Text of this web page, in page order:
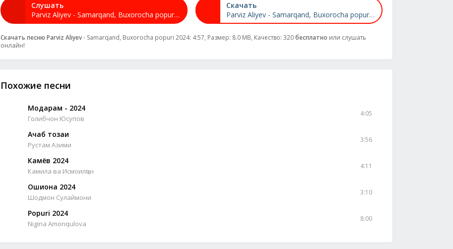
Слушать
Parviz Aliyev - Samarqand, Buxorocha popuri 2024
Скачать
Parviz Aliyev - Samarqand, Buxorocha popuri 2024
Скачать песню Parviz Aliyev- Samarqand, Buxorocha popuri 2024: 4:57, Размер: 8.0 MB, Качество: 320бесплатно или слушать
онлайн!
Похожие песни
Модарам - 2024
Голибчон Юсупов
4:05
Ачаб тозаи
Рустам Азими
3:56
Камёв 2024
Камила ва Исмоилҷон
4:11
Ошиқона 2024
Шодмон Сулаймони
3:10
Popuri 2024
Nigina Amonqulova
8:00